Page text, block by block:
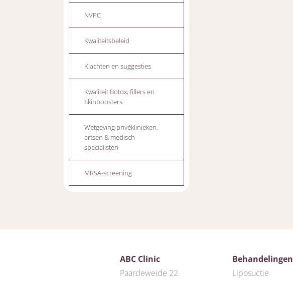
NVPC
Kwaliteitsbeleid
Klachten en suggesties
Kwaliteit Botox, fillers en
Skinboosters
Wetgeving privéklinieken,
artsen & medisch
specialisten
MRSA-screening
ABC Clinic
Paardeweide 22
Behandelingen
Liposuctie